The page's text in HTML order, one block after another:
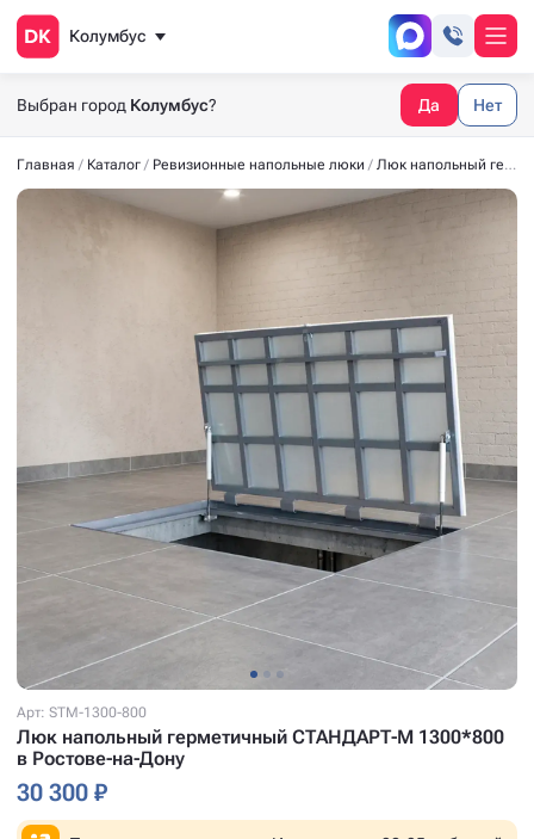
Колумбус
Выбран город Колумбус? Да Нет
Главная Каталог Ревизионные напольные люки Люк напольный герметичный СТАНДАРТ-М 1300*800
Арт: STM-1300-800
Люк напольный герметичный СТАНДАРТ-М 1300*800
в Ростове-на-Дону
30 300 ₽